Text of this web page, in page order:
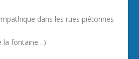
dans les rues piétonnes
la fontaine…)